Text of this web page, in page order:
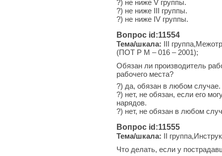
?) не ниже V группы.
?) не ниже III группы.
?) не ниже IV группы.
Вопрос id:11554
Тема/шкала: III
(ПОТ Р М – 016 – 2001);
Обязан ли производитель
рабочего места?
?) да, обязан в любом случае.
?) нет, не обязан, если его
нарядов.
?) нет, не обязан в любом
Вопрос id:11555
Тема/шкала: II
Что делать, если у